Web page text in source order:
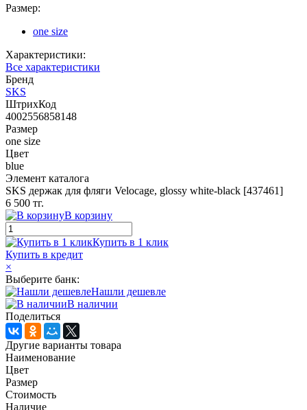
Размер:
one size
Характеристики:
Все характеристики
Бренд
SKS
ШтрихКод
4002556858148
Размер
one size
Цвет
blue
Элемент каталога
SKS держак для фляги Velocage, glossy white-black [437461]
6 500 тг.
В корзину
Купить в 1 клик
Купить в кредит
×
Выберите банк:
Нашли дешевле
В наличии
Поделиться
Другие варианты товара
Наименование
Цвет
Размер
Стоимость
Наличие